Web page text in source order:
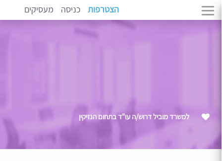
הצטרפות כניסה מעסיקים
למשרד מוביל דרוש/ה עו"ד בתחום הנזיקין